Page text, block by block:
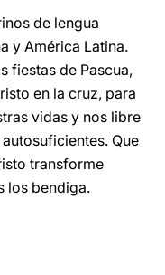
de lengua
y América Latina.
fiestas de Pascua,
en la cruz, para
vidas y nos libre
Que
transforme
los bendiga.